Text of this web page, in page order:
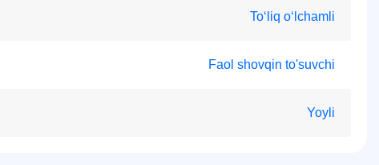
To‘liq o‘lchamli
Faol shovqin to'suvchi
Yoyli